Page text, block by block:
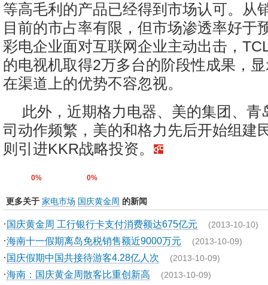
等高毛利的产品已经得到市场认可。从
目前的市占率有限，但市场渗透率好于
彩电企业面对互联网企业主动出击，
的电视机取得2万多台的阶段性成果，
在渠道上的优势不容忽视。
此外，近期格力电器、美的集团、青
司动作频繁，美的和格力先后开始组建
则引进KKR战略投资。
0% 0%
更多关于 家电市场 国庆黄金周 的新闻
·国庆黄金周 工行银行卡支付消费额达675亿元 (2013-10-10)
·海南十一假期离岛免税销售额近9000万元 (2013-10-09)
·国庆假期中国共接待游客4.28亿人次 (2013-10-09)
·海南：国庆黄金周散客比重创新高 (2013-10-09)